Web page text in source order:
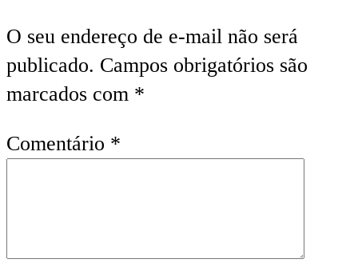
O seu endereço de e-mail não será
publicado. Campos obrigatórios são
marcados com *
Comentário *